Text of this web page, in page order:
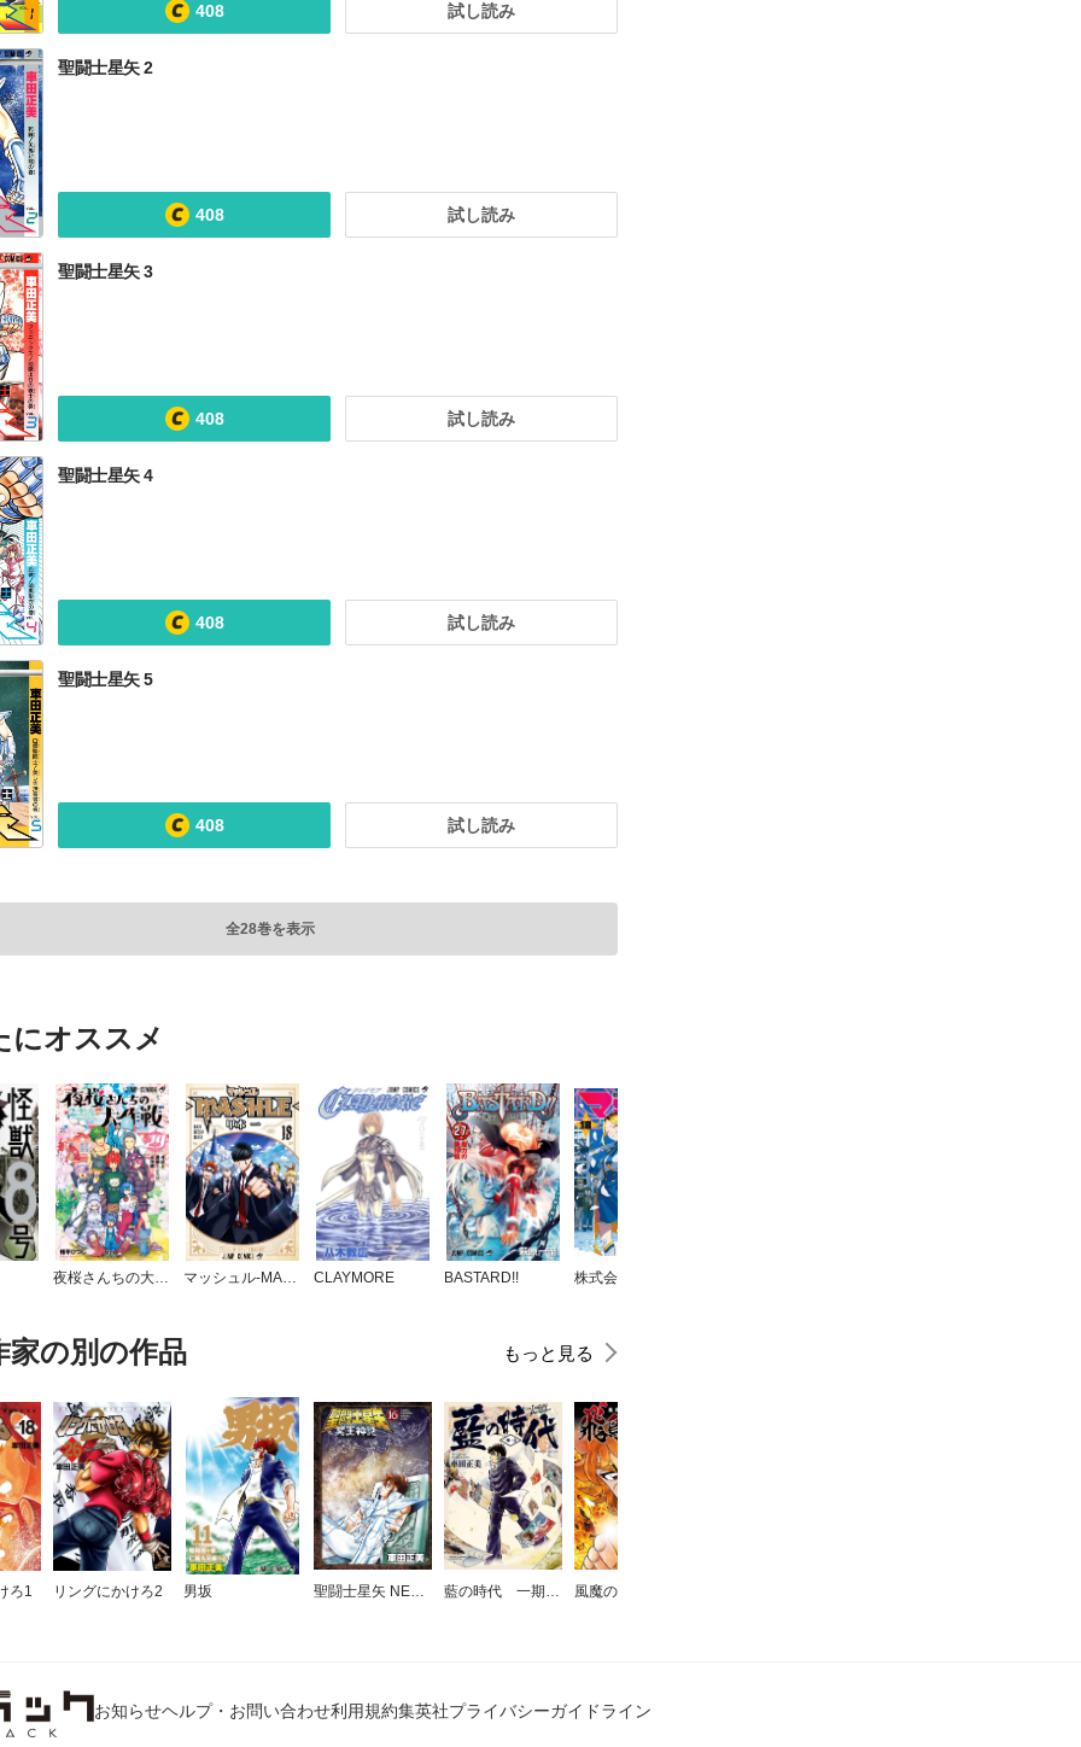
408 試し読み
聖闘士星矢 2
408 試し読み
聖闘士星矢 3
408 試し読み
聖闘士星矢 4
408 試し読み
聖闘士星矢 5
408 試し読み
全28巻を表示
にオススメ
夜桜さんちの大作戦 マッシュル-MASHLE- CLAYMORE BASTARD!!
家の別の作品 もっと見る
ろ1 リングにかけろ2 男坂 聖闘士星矢 NEXT DIMENSION 冥王神話 藍の時代 一期一会
お知らせヘルプ・お問い合わせ利用規約集英社プライバシーガイドライン